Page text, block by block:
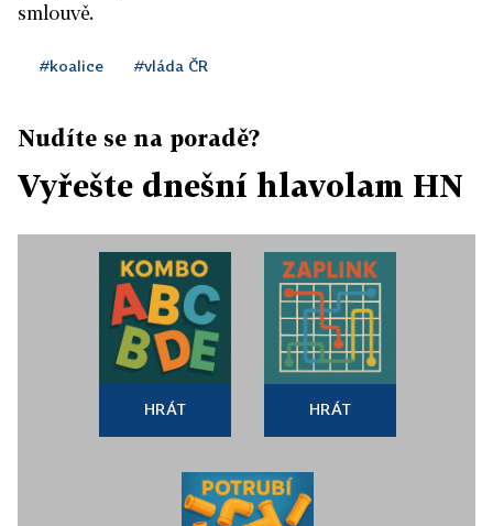
smlouvě.
#koalice #vláda ČR
Nudíte se na poradě?
Vyřešte dnešní hlavolam HN
HRÁT HRÁT